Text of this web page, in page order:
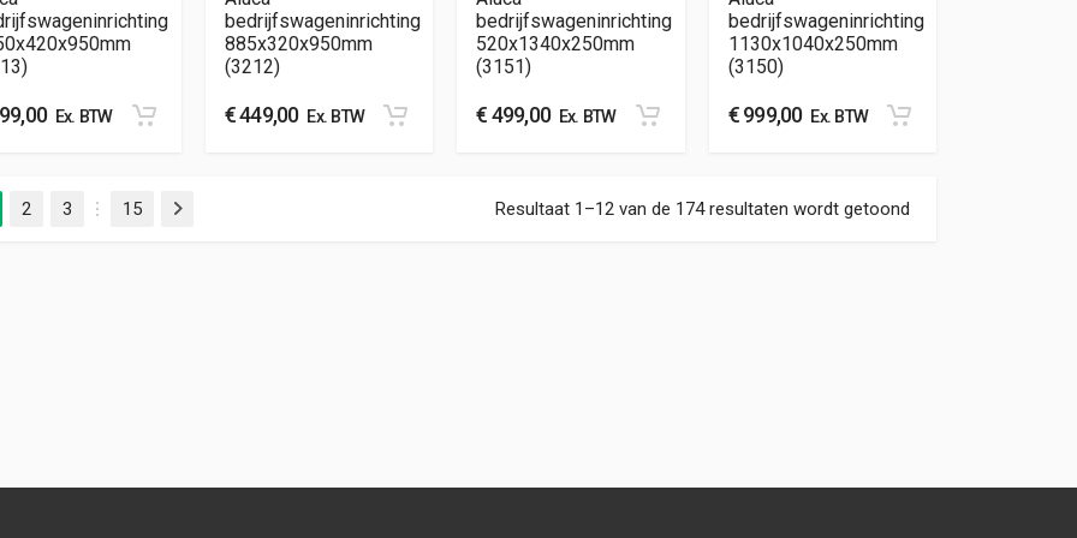
Ex. BTW
bedrijfswageninrichting
885x320x950mm
(3212)
€449,00Ex. BTW
bedrijfswageninrichting
520x1340x250mm
(3151)
€499,00Ex. BTW
bedrijfswageninrichting
1130x1040x250mm
(3150)
€999,00Ex. BTW
2 3
…
15 Volgende Resultaat 1–12 van de 174 resultaten wordt getoond